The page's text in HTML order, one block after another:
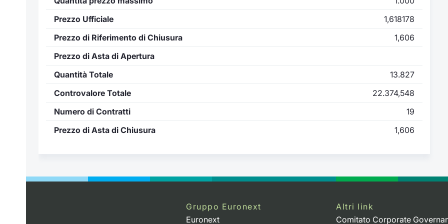
Prezzo Ufficiale
1,618178
Prezzo di Riferimento di Chiusura
1,606
Prezzo di Asta di Apertura
Quantità Totale
13.827
Controvalore Totale
22.374,548
Numero di Contratti
19
Prezzo di Asta di Chiusura
1,606
Gruppo Euronext
Euronext
Altri link
Comitato Corporate